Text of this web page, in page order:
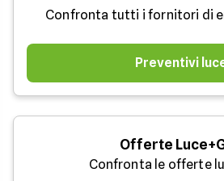
Confronta tutti i fornitori di
Preventivi
Offerte
Confronta le offerte